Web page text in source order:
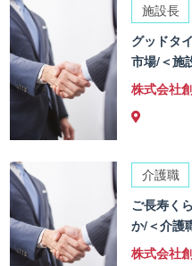
施設長
グッドタ
市場/＜施
株式会社
介護職
ご長寿く
か/＜介護
株式会社